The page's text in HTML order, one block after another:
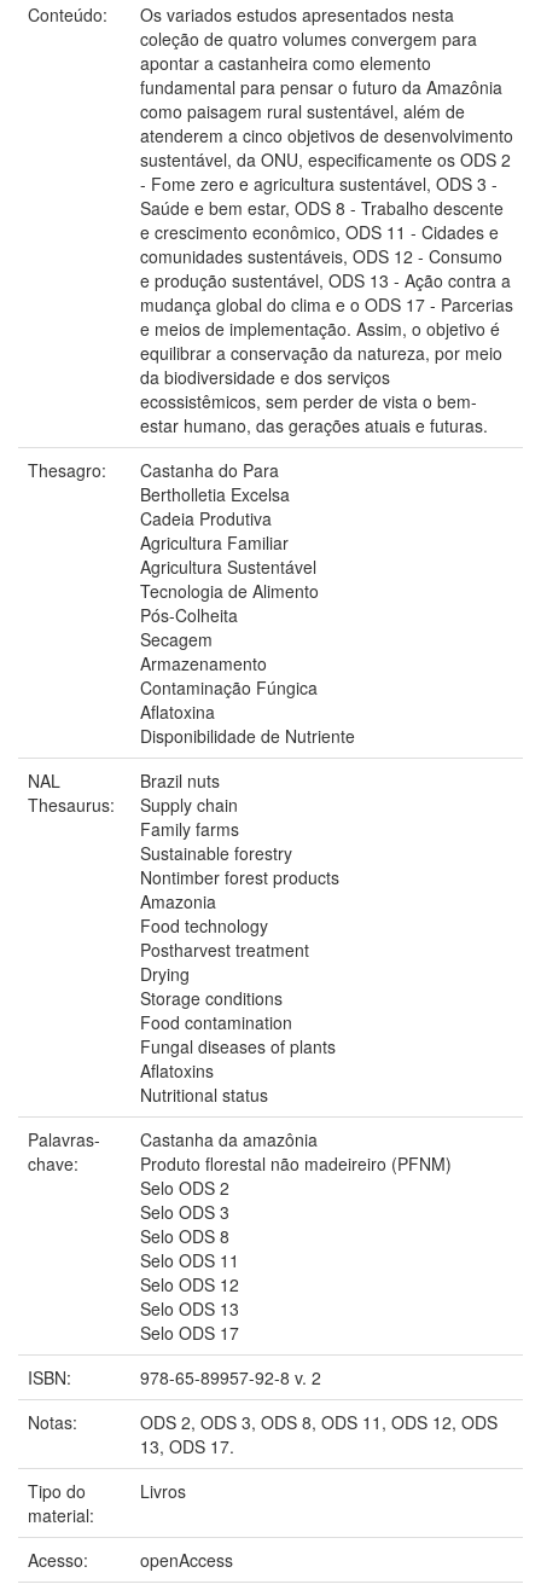
Conteúdo:
Os variados estudos apresentados nesta
coleção de quatro volumes convergem para
apontar a castanheira como elemento
fundamental para pensar o futuro da Amazônia
como paisagem rural sustentável, além de
atenderem a cinco objetivos de desenvolvimento
sustentável, da ONU, especificamente os ODS 2
- Fome zero e agricultura sustentável, ODS 3 -
Saúde e bem estar, ODS 8 - Trabalho descente
e crescimento econômico, ODS 11 - Cidades e
comunidades sustentáveis, ODS 12 - Consumo
e produção sustentável, ODS 13 - Ação contra a
mudança global do clima e o ODS 17 - Parcerias
e meios de implementação. Assim, o objetivo é
equilibrar a conservação da natureza, por meio
da biodiversidade e dos serviços
ecossistêmicos, sem perder de vista o bem-
estar humano, das gerações atuais e futuras.
Thesagro:
Castanha do Para
Bertholletia Excelsa
Cadeia Produtiva
Agricultura Familiar
Agricultura Sustentável
Tecnologia de Alimento
Pós-Colheita
Secagem
Armazenamento
Contaminação Fúngica
Aflatoxina
Disponibilidade de Nutriente
NAL
Thesaurus:
Brazil nuts
Supply chain
Family farms
Sustainable forestry
Nontimber forest products
Amazonia
Food technology
Postharvest treatment
Drying
Storage conditions
Food contamination
Fungal diseases of plants
Aflatoxins
Nutritional status
Palavras-
chave:
Castanha da amazônia
Produto florestal não madeireiro (PFNM)
Selo ODS 2
Selo ODS 3
Selo ODS 8
Selo ODS 11
Selo ODS 12
Selo ODS 13
Selo ODS 17
ISBN:
978-65-89957-92-8 v. 2
Notas:
ODS 2, ODS 3, ODS 8, ODS 11, ODS 12, ODS
13, ODS 17.
Tipo do
material:
Livros
Acesso:
openAccess